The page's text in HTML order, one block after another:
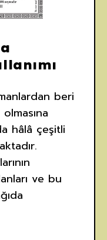
beri
hâlâ çeşitli
ve bu